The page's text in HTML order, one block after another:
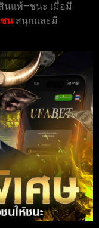
นแพ้–ชนะ เมื่อมี
นสนุกและมี